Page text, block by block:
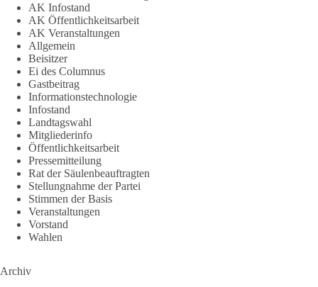
AK Infostand
AK Öffentlichkeitsarbeit
AK Veranstaltungen
Allgemein
Beisitzer
Ei des Columnus
Gastbeitrag
Informationstechnologie
Infostand
Landtagswahl
Mitgliederinfo
Öffentlichkeitsarbeit
Pressemitteilung
Rat der Säulenbeauftragten
Stellungnahme der Partei
Stimmen der Basis
Veranstaltungen
Vorstand
Wahlen
Archiv